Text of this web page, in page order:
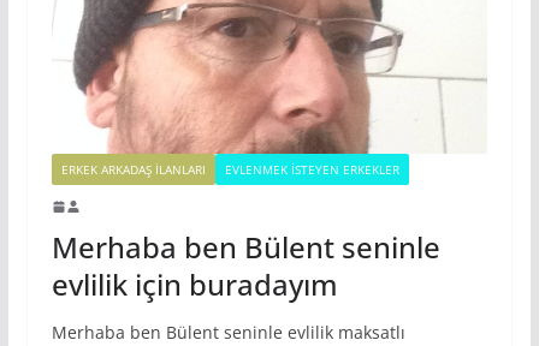
ERKEK ARKADAŞ ILANLARI EVLENMEK İSTEYEN ERKEKLER
Merhaba ben Bülent seninle
evlilik için buradayım
Merhaba ben Bülent seninle evlilik maksatlı